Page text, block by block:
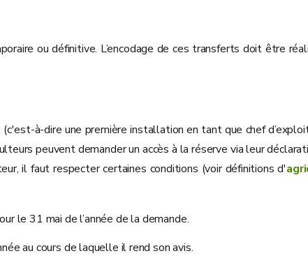
ou définitive. L’encodage de ces transferts doit être
à-dire une première installation en tant que chef
peuvent demander un accès à la réserve via leur
il faut respecter certaines conditions (voir définitions d'
le 31 mai de l’année de la demande.
au cours de laquelle il rend son avis.